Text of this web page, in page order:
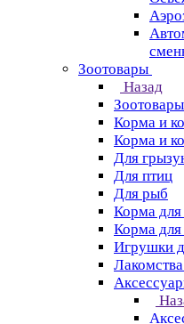
Зоотовары
Назад
Зоотовары
Корма и
Корма и
Для
Для птиц
Для рыб
Корма
Корма для
Игрушки